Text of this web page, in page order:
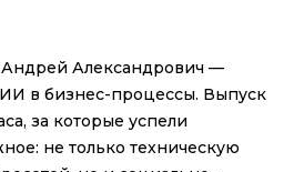
Александрович —
в бизнес-процессы. Выпуск
за которые успели
не только техническую